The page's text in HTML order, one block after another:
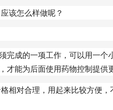
怎么样做呢？
成的一项工作，可以用一个
才能为后面使用药物控制提供
对合理，用起来比较方便，